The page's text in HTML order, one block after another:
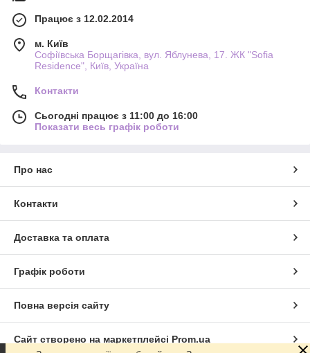
Працює з 12.02.2014
м. Київ
Софіївська Борщагівка, вул. Яблунева, 17. ЖК "Sofia
Residence", Київ, Україна
Контакти
Сьогодні працює з 11:00 до 16:00
Показати весь графік роботи
Про нас
Контакти
Доставка та оплата
Графік роботи
Повна версія сайту
Сайт створено на маркетплейсі Prom.ua